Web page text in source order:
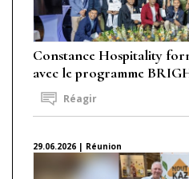
Constance Hospitality
avec le programme
Réagir
29.06.2026 | Réunion